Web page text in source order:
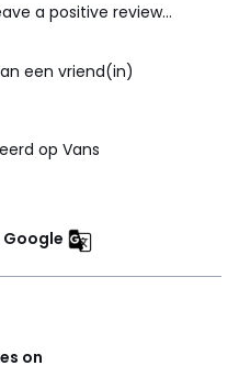
a positive review…
een vriend(in)
op Vans
on